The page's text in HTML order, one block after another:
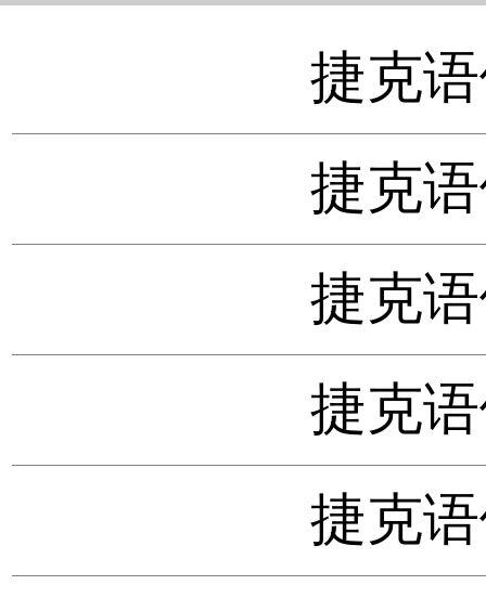
捷克
捷克
捷克
捷克
捷克